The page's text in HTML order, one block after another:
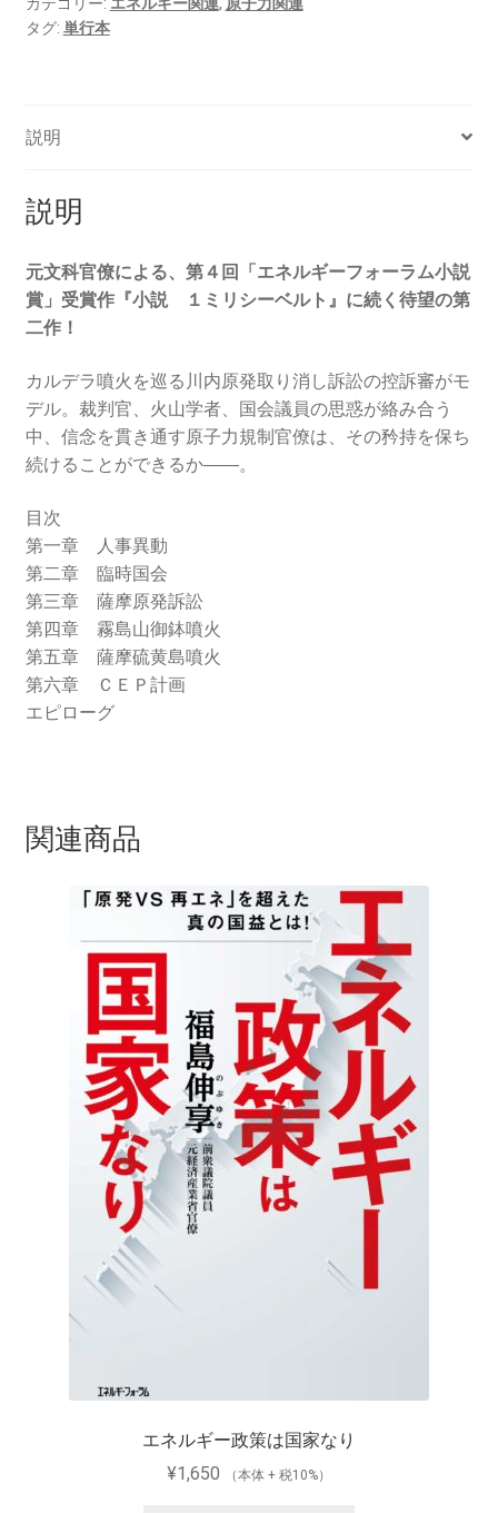
規
制
理
と
わ
個
タグ: 単行本
説明
説明
元文科官僚による、第４回「エネルギーフォーラム小説
賞」受賞作『小説 １ミリシーベルト』に続く待望の第
二作！
カルデラ噴火を巡る川内原発取り消し訴訟の控訴審がモ
デル。裁判官、火山学者、国会議員の思惑が絡み合う
中、信念を貫き通す原子力規制官僚は、その矜持を保ち
続けることができるか――。
目次
第一章 人事異動
第二章 臨時国会
第三章 薩摩原発訴訟
第四章 霧島山御鉢噴火
第五章 薩摩硫黄島噴火
第六章 ＣＥＰ計画
エピローグ
関連商品
エネルギー政策は国家なり
¥1,650 （本体 + 税10%）